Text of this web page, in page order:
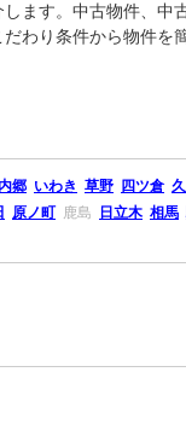
ます。中古物件、
わり条件から物件
内郷 いわき 草野 四ツ倉
原ノ町 鹿島 日立木 相馬